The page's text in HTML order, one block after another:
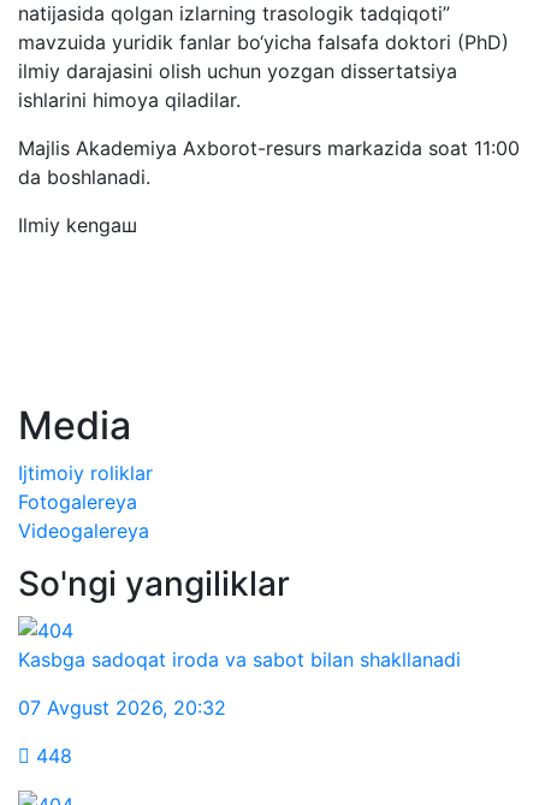
natijasida qolgan izlarning trasologik tadqiqoti”
mavzuida yuridik fanlar bo‘yicha falsafa doktori (PhD)
ilmiy darajasini olish uchun yozgan dissertatsiya
ishlarini himoya qiladilar.
Majlis Akademiya Axborot-resurs markazida soat 11:00
da boshlanadi.
Ilmiy kengaш
Media
Ijtimoiy roliklar
Fotogalereya
Videogalereya
So'ngi yangiliklar
Kasbga sadoqat iroda va sabot bilan shakllanadi
07 Avgust 2026, 20:32
448